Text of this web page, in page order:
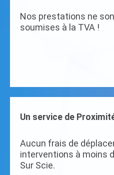
Nos prestations ne
soumises à la TVA !
Un service de
Aucun frais de
interventions à moins
Sur Scie.